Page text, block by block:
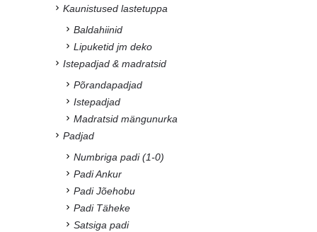
Kaunistused lastetuppa
Baldahiinid
Lipuketid jm deko
Istepadjad & madratsid
Põrandapadjad
Istepadjad
Madratsid mängunurka
Padjad
Numbriga padi (1-0)
Padi Ankur
Padi Jõehobu
Padi Täheke
Satsiga padi